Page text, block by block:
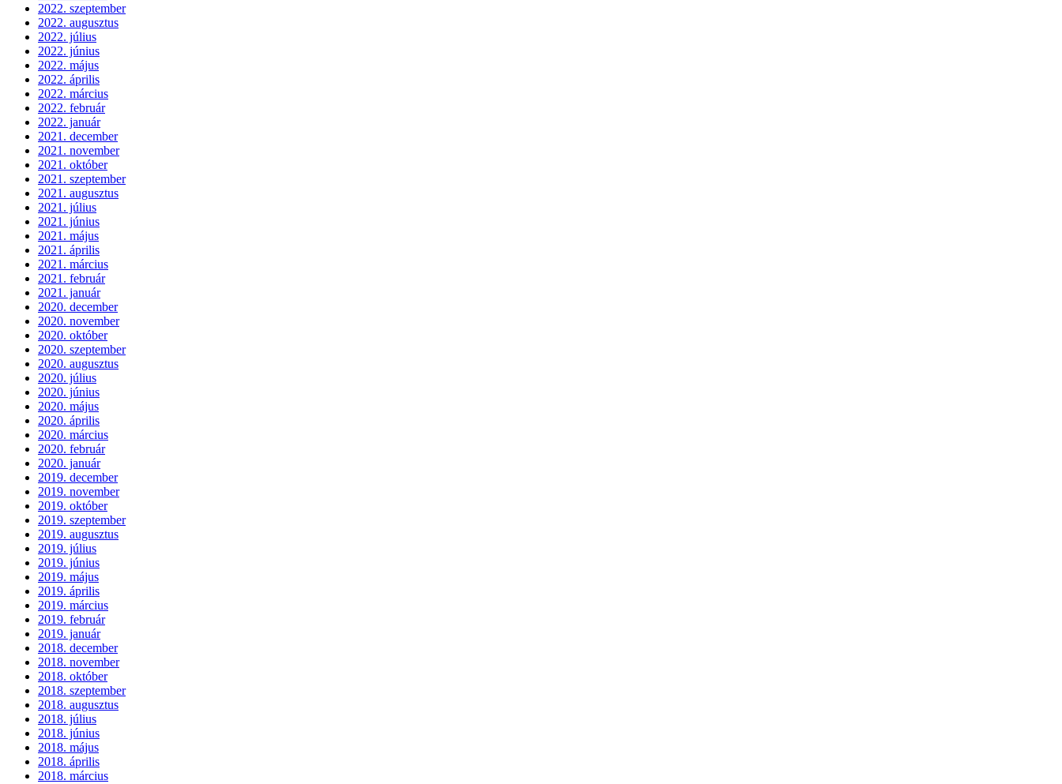
2022. szeptember
2022. augusztus
2022. július
2022. június
2022. május
2022. április
2022. március
2022. február
2022. január
2021. december
2021. november
2021. október
2021. szeptember
2021. augusztus
2021. július
2021. június
2021. május
2021. április
2021. március
2021. február
2021. január
2020. december
2020. november
2020. október
2020. szeptember
2020. augusztus
2020. július
2020. június
2020. május
2020. április
2020. március
2020. február
2020. január
2019. december
2019. november
2019. október
2019. szeptember
2019. augusztus
2019. július
2019. június
2019. május
2019. április
2019. március
2019. február
2019. január
2018. december
2018. november
2018. október
2018. szeptember
2018. augusztus
2018. július
2018. június
2018. május
2018. április
2018. március